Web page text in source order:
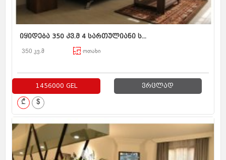
იყიდება 350 კვ.მ 4 სართულიანი ს...
350 კვ.მ ოთახი
1456000 GEL ვრცლად
₾ $